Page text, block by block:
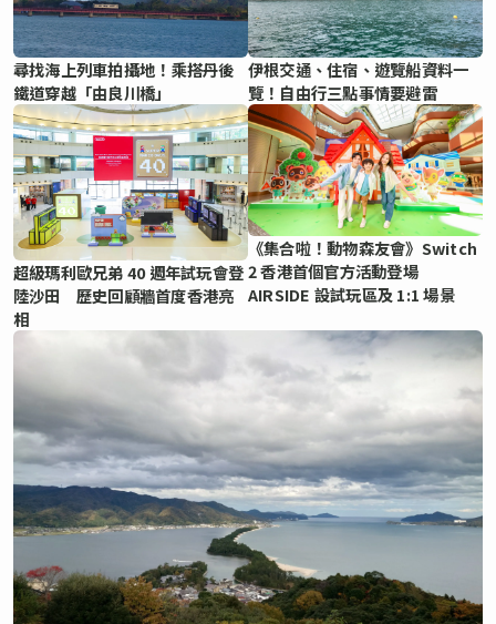
尋找海上列車拍攝地！乘搭丹後
鐵道穿越「由良川橋」
伊根交通、住宿、遊覽船資料一
覽！自由行三點事情要避雷
超級瑪利歐兄弟 40 週年試玩會登
陸沙田 歷史回顧牆首度香港亮
相
《集合啦！動物森友會》Switch
2 香港首個官方活動登場
AIRSIDE 設試玩區及 1:1 場景